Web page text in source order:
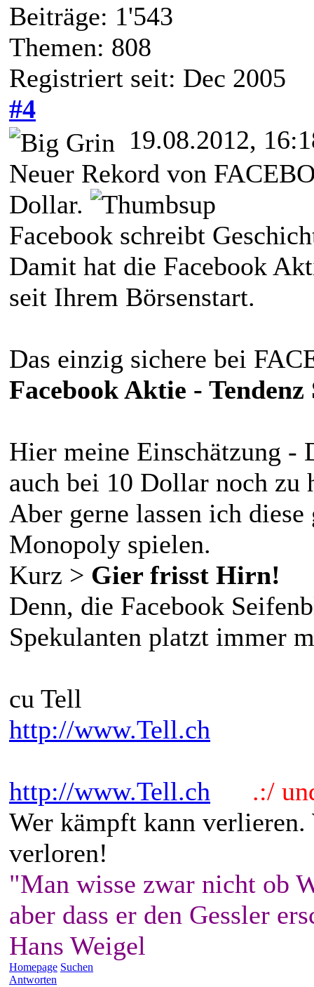
Beiträge: 1'543
Themen: 808
Registriert seit: Dec 2005
#4
19.08.2012,
Neuer Rekord von
Dollar.
Facebook schreibt
Damit hat die Facebook
seit Ihrem Börsenstart.
Das einzig sichere bei
Facebook Aktie -
Hier meine Einschätzung -
auch bei 10 Dollar noch zu
Aber gerne lassen ich
Monopoly spielen.
Kurz > Gier frisst Hirn!
Denn, die Facebook
Spekulanten platzt immer
cu Tell
http://www.Tell.ch
http://www.Tell.ch
.:/
Wer kämpft kann
verloren!
"Man wisse zwar nicht ob
aber dass er den Gessler
Hans Weigel
Homepage Suchen
Antworten